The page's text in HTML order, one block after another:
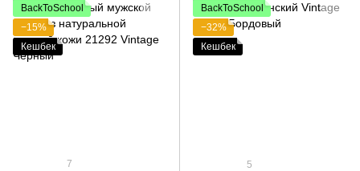
BackToSchool
−15%
Кешбек
7
BackToSchool
−32%
Кешбек
5